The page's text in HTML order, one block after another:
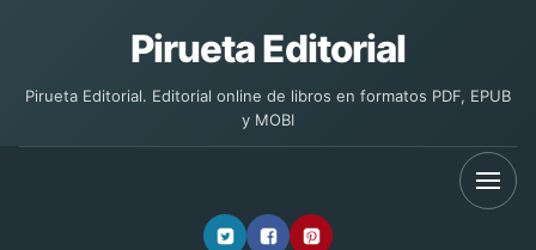
Pirueta Editorial
Pirueta Editorial. Editorial online de libros en formatos PDF, EPUB
y MOBI